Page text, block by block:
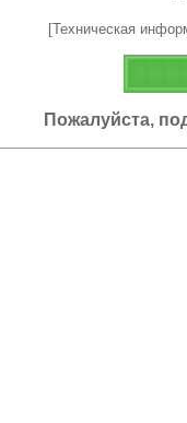
[Техническая
Пожалуйста,